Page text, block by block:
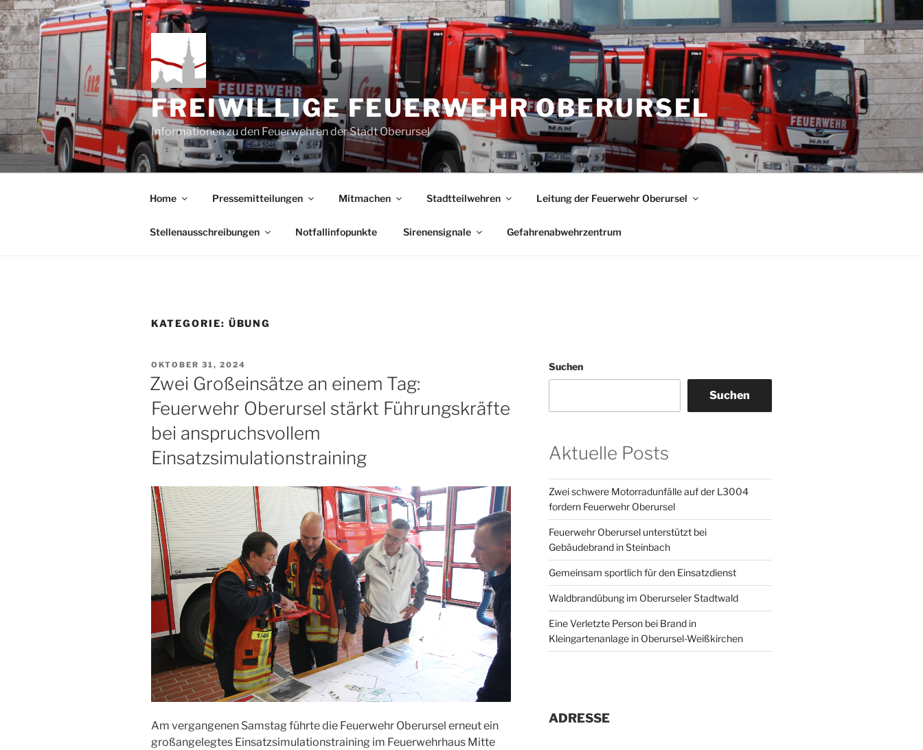
Zum
Inhalt
springen
FREIWILLIGE FEUERWEHR OBERURSEL
Informationen zu den Feuerwehren der Stadt Oberursel
Home Pressemitteilungen Mitmachen Stadtteilwehren Leitung der Feuerwehr Oberursel
Stellenausschreibungen Notfallinfopunkte Sirenensignale Gefahrenabwehrzentrum
KATEGORIE: ÜBUNG
VERÖFFENTLICHT
AM
OKTOBER 31, 2024
Zwei Großeinsätze an einem Tag:
Feuerwehr Oberursel stärkt Führungskräfte
bei anspruchsvollem
Einsatzsimulationstraining
Am vergangenen Samstag führte die Feuerwehr Oberursel erneut ein
großangelegtes Einsatzsimulationstraining im Feuerwehrhaus Mitte
Suchen
Suchen
Aktuelle Posts
Zwei schwere Motorradunfälle auf der L3004
fordern Feuerwehr Oberursel
Feuerwehr Oberursel unterstützt bei
Gebäudebrand in Steinbach
Gemeinsam sportlich für den Einsatzdienst
Waldbrandübung im Oberurseler Stadtwald
Eine Verletzte Person bei Brand in
Kleingartenanlage in Oberursel-Weißkirchen
ADRESSE